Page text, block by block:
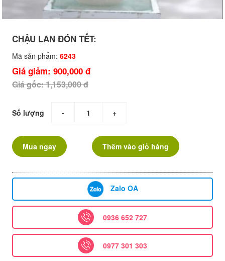
CHẬU LAN ĐÓN TẾT:
Mã sản phẩm: 6243
Giá giảm: 900,000 đ
Giá gốc: 1,153,000 đ
Số lượng - +
Mua ngay Thêm vào giỏ hàng
Zalo OA
0936 652 727
0977 301 303